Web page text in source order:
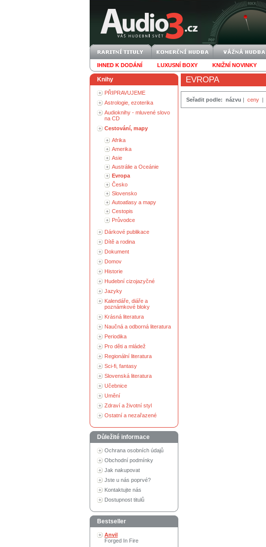
IHNED K DODÁNÍ LUXUSNÍ BOXY KNIŽNÍ NOVINKY
Knihy
PŘIPRAVUJEME
Astrologie, ezoterika
Audioknihy - mluvené slovo
na CD
Cestování, mapy
Afrika
Amerika
Asie
Austrálie a Oceánie
Evropa
Česko
Slovensko
Autoatlasy a mapy
Cestopis
Průvodce
Dárkové publikace
Dítě a rodina
Dokument
Domov
Historie
Hudební cizojazyčné
Jazyky
Kalendáře, diáře a
poznámkové bloky
Krásná literatura
Naučná a odborná literatura
Periodika
Pro děti a mládež
Regionální literatura
Sci-fi, fantasy
Slovenská literatura
Učebnice
Umění
Zdraví a životní styl
Ostatní a nezařazené
Důležité informace
Ochrana osobních údajů
Obchodní podmínky
Jak nakupovat
Jste u nás poprvé?
Kontaktujte nás
Dostupnost titulů
Bestseller
Anvil
Forged In Fire
EVROPA
Seřadit podle: názvu | ceny |